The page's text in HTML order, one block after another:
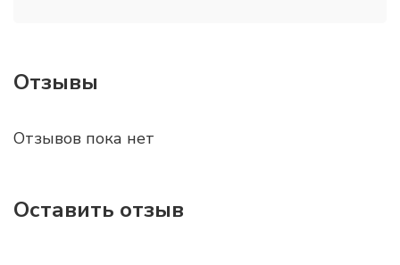
Отзывы
Отзывов пока нет
Оставить отзыв